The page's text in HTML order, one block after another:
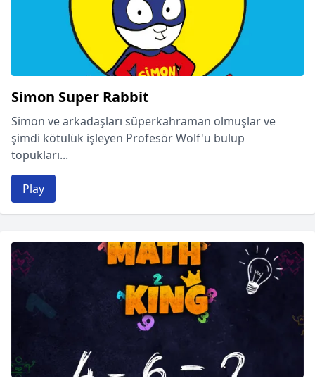
Simon Super Rabbit
Simon ve arkadaşları süperkahraman olmuşlar ve
şimdi kötülük işleyen Profesör Wolf'u bulup
topukları...
Play